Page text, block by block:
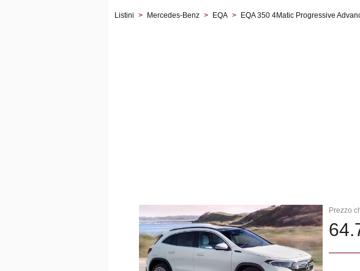
Listini > Mercedes-Benz > EQA > EQA 350 4Matic Progressive
Prezzo